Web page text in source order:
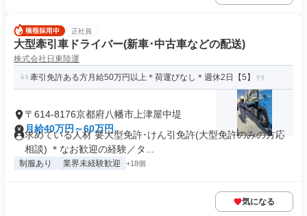
正社員
大型牽引車ドライバー(新車･中古車などの配送)
株式会社日東陸運
牽引免許ある方月給50万円以上＊荷運びなし＊週休2日【5】
〒614-8176京都府八幡市上津屋中堤
月給40万円～60万円
求めている人材 要大型免許･けん引免許(大型免許のみの方応
相談) ＊なお歓迎の経験／タ...
制服あり 業界未経験歓迎 +18個
気になる